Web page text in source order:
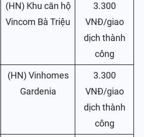
(HN) Khu căn hộ
Vincom Bà Triệu
3.300
VNĐ/giao
dịch thành
công
(HN) Vinhomes
Gardenia
3.300
VNĐ/giao
dịch thành
công